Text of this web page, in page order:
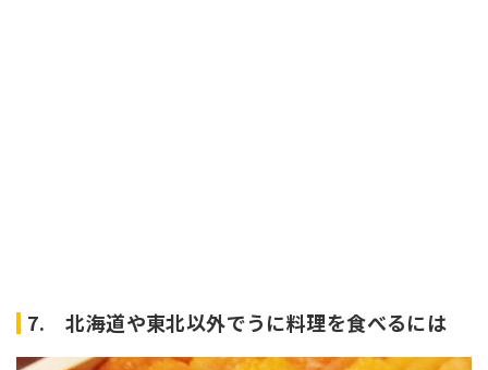
7. 北海道や東北以外でうに料理を食べるには